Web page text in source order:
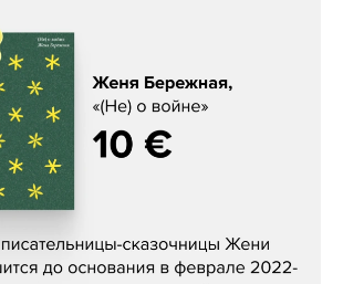
«(Не) о войне»